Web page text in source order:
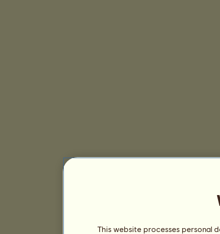
This website processes personal